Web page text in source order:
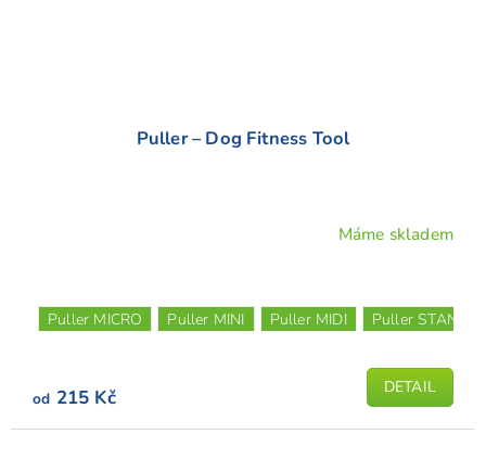
Puller – Dog Fitness Tool
je
5,0
Máme skladem
od 215 Kč DETAIL
Puller MICRO Puller MINI Puller MIDI Puller